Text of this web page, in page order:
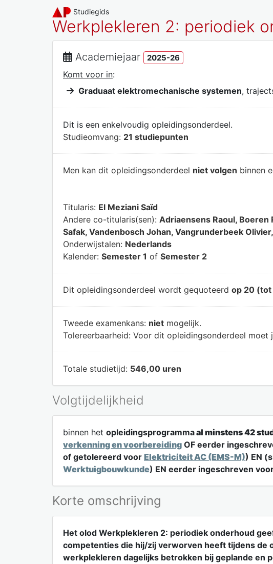
Studiegids
Werkplekleren 2: periodiek
Academiejaar 2025-26
Komt voor in:
Graduaat elektromechanische systemen,
Dit is een enkelvoudig opleidingsonderdeel.
Studieomvang: 21 studiepunten
Men kan dit opleidingsonderdeel niet volgen binnen
Titularis: El Meziani Saïd
Andere co-titularis(sen): Adriaensens Raoul, Boeren
Safak, Vandenbosch Johan, Vangrunderbeek
Onderwijstalen: Nederlands
Kalender: Semester 1 of Semester 2
Dit opleidingsonderdeel wordt gequoteerd op 20 (tot
Tweede examenkans: niet mogelijk.
Tolereerbaarheid: Voor dit opleidingsonderdeel
Totale studietijd: 546,00 uren
Volgtijdelijkheid
binnen het opleidingsprogrammaal minstens 42
verkenning en voorbereiding OF eerder
of getolereerd voor Elektriciteit AC (EMS-M)) EN
Werktuigbouwkunde) EN eerder ingeschreven
Korte omschrijving
Het olod Werkplekleren 2: periodiek onderhoud
competenties die hij/zij verworven heeft tijdens de
werkplekleren dagelijks betrokken bij geplande en